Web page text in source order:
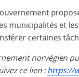
municipalités et
certaines
norvégien
ce lien :https://